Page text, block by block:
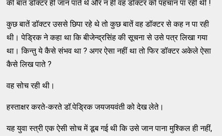
की बात डॉक्टर ही जान पाते थे और न ही वह डॉक्टर को पहचान पा रही थी !
कुछ बातें डॉक्टर उससे छिपा रहे थे तो कुछ बातें वह डॉक्टर से कह न पा रही
थी। पेड्रिक ने कहा था कि बीजेन्द्रसिंह की सूचना से उसे पत्र लिखा गया
था। किन्तु ये कैसे संभव था ? अगर ऐसा नहीं था तो फिर डॉक्टर अकेले ऐसा
कैसे लिख पाते ?
वह सोच रही थी।
हस्ताक्षर करते-करते डॉ.पेड्रिक जयजयवंती को देख लेते।
यह युवा स्त्री एक ऐसी सोच में डूब गई थी कि उसे जान पाना मुश्किल ही नहीं,